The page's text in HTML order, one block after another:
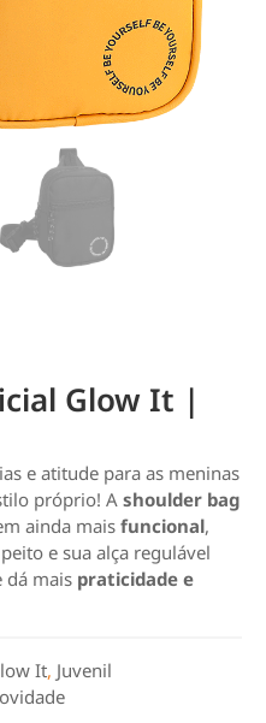
Glow It |
e atitude para as meninas
próprio! Ashoulder bag
ainda mais funcional,
e sua alça regulável
dá mais praticidade e
It, Juvenil